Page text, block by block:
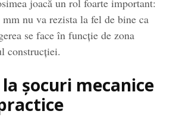
joacă un rol foarte important:
nu va rezista la fel de bine ca
se face în funcție de zona
construcției.
șocuri mecanice